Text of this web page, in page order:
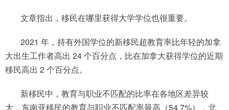
文章指出，移民在哪里获得大学学位也很重要。
2021 年，持有外国学位的新移民超教育率比年轻的加拿
大出生工作者高出 24 个百分点，比在加拿大获得学位的近期
移民高出 2 个百分点。
新移民中，教育与职业不匹配的比率在各地区差异较
大，东南亚移民的教育与职业不匹配率最高（54.7%），北